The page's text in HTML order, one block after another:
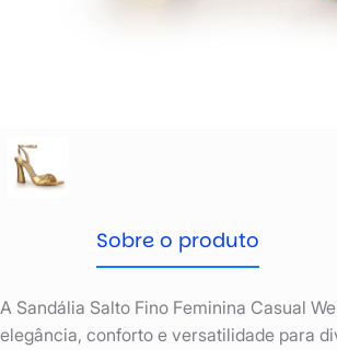
Sobre o produto
A Sandália Salto Fino Feminina Casual
elegância, conforto e versatilidade para